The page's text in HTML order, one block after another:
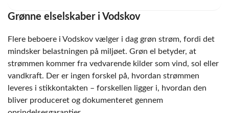
Grønne elselskaber i Vodskov
Flere beboere i Vodskov vælger i dag grøn strøm, fordi det
mindsker belastningen på miljøet. Grøn el betyder, at
strømmen kommer fra vedvarende kilder som vind, sol eller
vandkraft. Der er ingen forskel på, hvordan strømmen
leveres i stikkontakten – forskellen ligger i, hvordan den
bliver produceret og dokumenteret gennem